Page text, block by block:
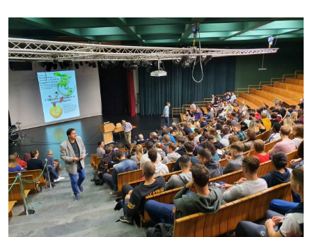
Médiathèque
Ressources pédagogiques